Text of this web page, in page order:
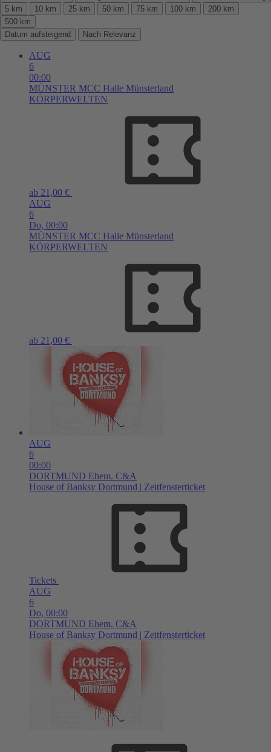
5 km
10 km 25 km 50 km 75 km 100 km
200 km
500 km
Datum aufsteigend
Nach Relevanz
AUG
6
00:00
MÜNSTER MCC Halle Münsterland
KÖRPERWELTEN
ab 21,00 €
AUG
6
Do, 00:00
MÜNSTER MCC Halle Münsterland
KÖRPERWELTEN
ab 21,00 €
AUG
6
00:00
DORTMUND Ehem. C&A
House of Banksy Dortmund | Zeitfensterticket
Tickets
AUG
6
Do, 00:00
DORTMUND Ehem. C&A
House of Banksy Dortmund | Zeitfensterticket